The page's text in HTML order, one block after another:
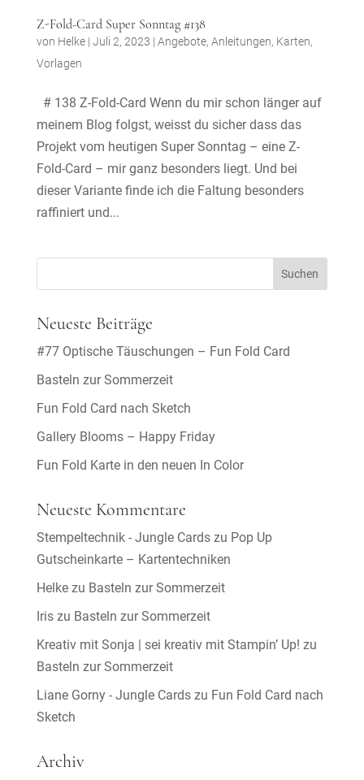
Z-Fold-Card Super Sonntag #138
von Helke| Juli 2, 2023 | Angebote, Anleitungen, Karten,
Vorlagen
# 138 Z-Fold-Card Wenn du mir schon länger auf
meinem Blog folgst, weisst du sicher dass das
Projekt vom heutigen Super Sonntag – eine Z-
Fold-Card – mir ganz besonders liegt. Und bei
dieser Variante finde ich die Faltung besonders
raffiniert und...
Neueste Beiträge
#77 Optische Täuschungen – Fun Fold Card
Basteln zur Sommerzeit
Fun Fold Card nach Sketch
Gallery Blooms – Happy Friday
Fun Fold Karte in den neuen In Color
Neueste Kommentare
Stempeltechnik - Jungle Cardszu Pop Up
Gutscheinkarte – Kartentechniken
Helkezu Basteln zur Sommerzeit
Iriszu Basteln zur Sommerzeit
Kreativ mit Sonja | sei kreativ mit Stampin’ Up! zu
Basteln zur Sommerzeit
Liane Gorny - Jungle Cardszu Fun Fold Card nach
Sketch
Archiv